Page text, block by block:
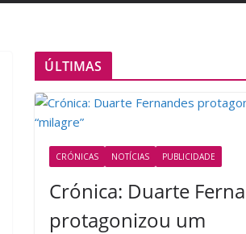
ÚLTIMAS
CRÓNICAS NOTÍCIAS PUBLICIDADE
Crónica: Duarte
protagonizou um